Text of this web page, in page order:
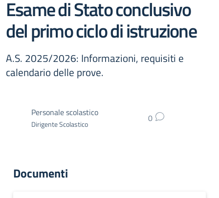
Esame di Stato conclusivo
del primo ciclo di istruzione
A.S. 2025/2026: Informazioni, requisiti e
calendario delle prove.
Personale scolastico
Dirigente Scolastico 0
Documenti